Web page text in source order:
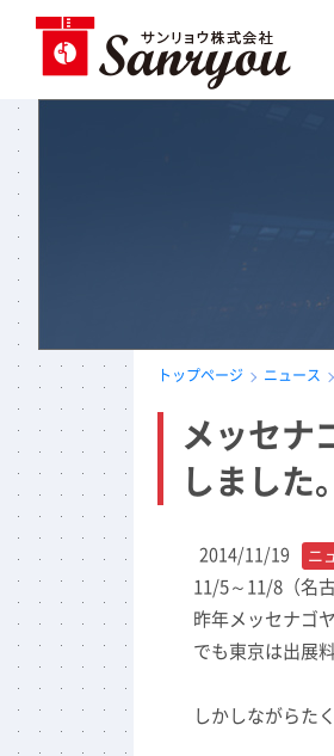
トップページ ニュース
メッセナ
しました。
2014/11/19 ニ
11/5～11/8（名
昨年メッセナゴ
でも東京は出展
しかしながらた